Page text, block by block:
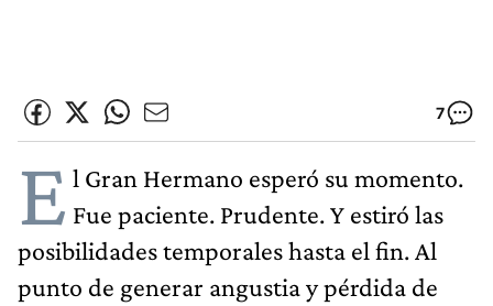
7
E l Gran Hermano esperó su momento.
Fue paciente. Prudente. Y estiró las
posibilidades temporales hasta el fin. Al
punto de generar angustia y pérdida de